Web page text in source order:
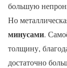
большую
Но
минусами.
толщину,
достаточно